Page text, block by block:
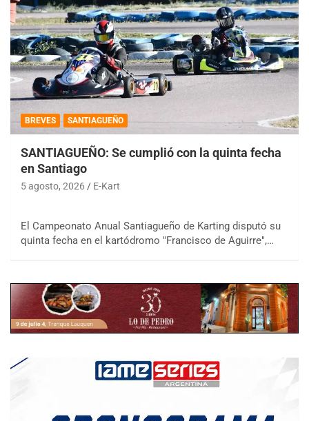
BREVES SANTIAGUEÑO
SANTIAGUEÑO: Se cumplió con la quinta fecha
en Santiago
5 agosto, 2026 E-Kart
El Campeonato Anual Santiagueño de Karting disputó su
quinta fecha en el kartódromo "Francisco de Aguirre",…